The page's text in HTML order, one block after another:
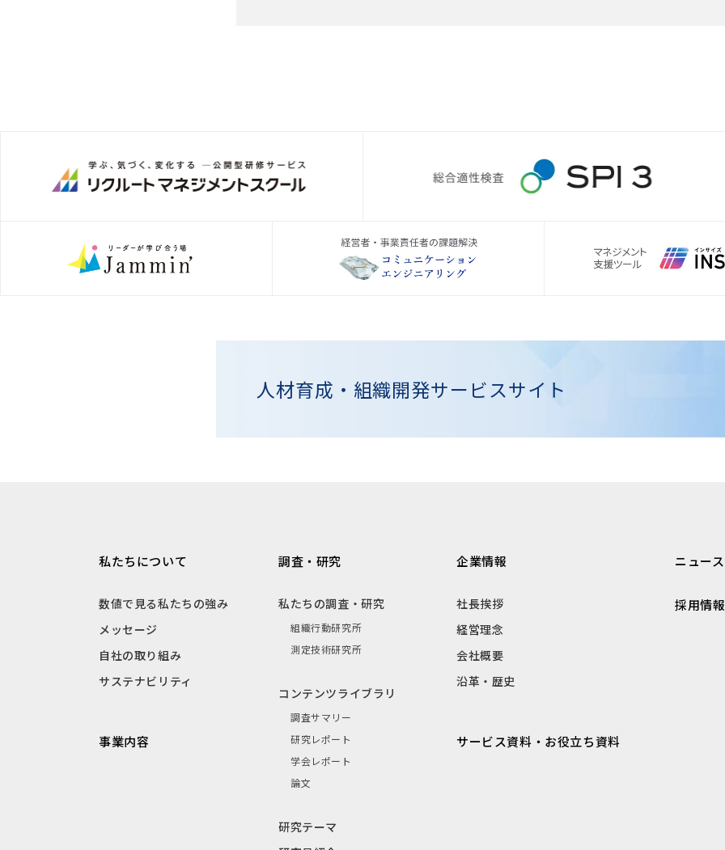
人材育成・組織開発サービスサイト
私たちについて
数値で見る私たちの強み
メッセージ
自社の取り組み
サステナビリティ
事業内容
調査・研究
私たちの調査・研究
組織行動研究所
測定技術研究所
コンテンツライブラリ
調査サマリー
研究レポート
学会レポート
論文
研究テーマ
企業情報
社長挨拶
経営理念
会社概要
沿革・歴史
サービス資料・お役立ち資料
ニュース
採用情報